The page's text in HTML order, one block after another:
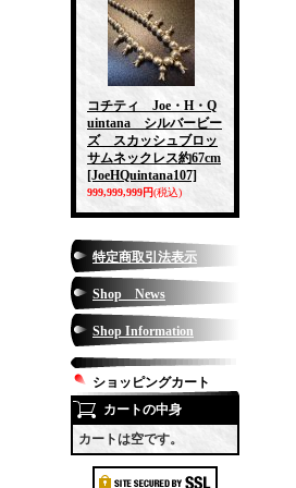
コチティ Joe・H・Q
uintana シルバービー
ズ スカッシュブロッ
サムネックレス約67cm
[JoeHQuintana107]
999,999,999円(税込)
特定商取引法表示
Shop News
Shop Information
ショッピングカート
カートの中身
カートは空です。